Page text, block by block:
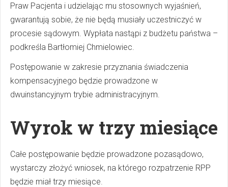
Praw Pacjenta i udzielając mu stosownych wyjaśnień,
gwarantują sobie, że nie będą musiały uczestniczyć w
procesie sądowym. Wypłata nastąpi z budżetu państwa –
podkreśla Bartłomiej Chmielowiec.
Postępowanie w zakresie przyznania świadczenia
kompensacyjnego będzie prowadzone w
dwuinstancyjnym trybie administracyjnym.
Wyrok w trzy miesiące
Całe postępowanie będzie prowadzone pozasądowo,
wystarczy złożyć wniosek, na którego rozpatrzenie RPP
będzie miał trzy miesiące.